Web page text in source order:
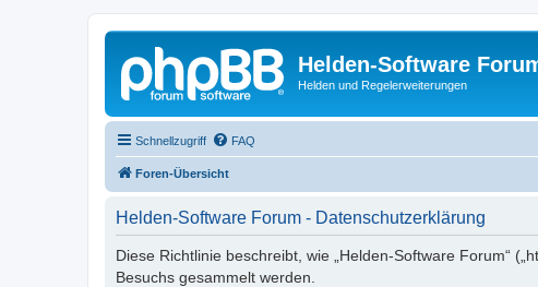
Helden-Software
Helden und Regelerweiterungen
Schnellzugriff FAQ
Foren-Übersicht
Helden-Software Forum - Datenschutzerklärung
Diese Richtlinie beschreibt, wie „Helden-Software Forum“
Besuchs gesammelt werden.